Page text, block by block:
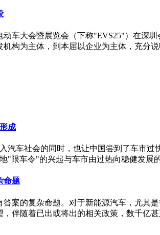
动车大会暨展览会（下称"EVS25"）在深
机构为主体，到本届以企业为主体，充分
成
汽车社会的同时，也让中国尝到了车市
"限车令"的兴起与车市由过热向稳健发
命题
案的复杂命题。对于新能源汽车，尤其
伴随着已出或将出的相关政策，数千亿